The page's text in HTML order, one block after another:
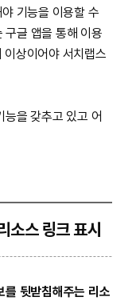
기능을 이용할 수
글 앱을 통해 이용
상이어야 서치랩스
을 갖추고 있고 어
소스 링크 표시
를 뒷받침해주는 리소